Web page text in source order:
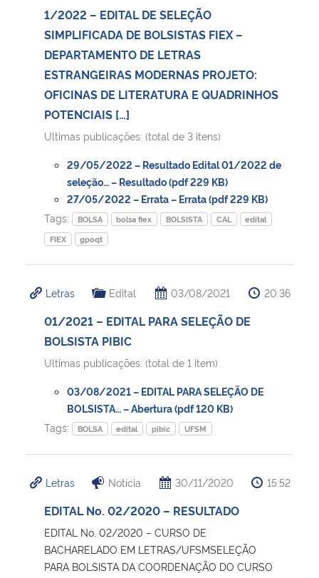
1/2022 – EDITAL DE SELEÇÃO
SIMPLIFICADA DE BOLSISTAS FIEX –
DEPARTAMENTO DE LETRAS
ESTRANGEIRAS MODERNAS PROJETO:
OFICINAS DE LITERATURA E QUADRINHOS
POTENCIAIS […]
Ultimas publicações: (total de 3 itens)
29/05/2022 – Resultado Edital 01/2022 de
seleção… – Resultado (pdf 229 KB)
27/05/2022 – Errata – Errata (pdf 229 KB)
Tags:
BOLSA bolsa fiex BOLSISTA CAL
edital
FIEX
gpoqt
Letras Edital 03/08/2021 20:36
01/2021 – EDITAL PARA SELEÇÃO DE
BOLSISTA PIBIC
Ultimas publicações: (total de 1 item)
03/08/2021 – EDITAL PARA SELEÇÃO DE
BOLSISTA… – Abertura (pdf 120 KB)
Tags:
BOLSA edital pibic UFSM
Letras Notícia 30/11/2020 15:52
EDITAL No. 02/2020 – RESULTADO
EDITAL No. 02/2020 – CURSO DE
BACHARELADO EM LETRAS/UFSMSELEÇÃO
PARA BOLSISTA DA COORDENAÇÃO DO CURSO